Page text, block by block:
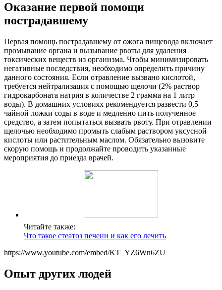
Оказание первой помощи
пострадавшему
Первая помощь пострадавшему от ожога пищевода включает
промывание органа и вызывание рвоты для удаления
токсических веществ из организма. Чтобы минимизировать
негативные последствия, необходимо определить причину
данного состояния. Если отравление вызвано кислотой,
требуется нейтрализация с помощью щелочи (2% раствор
гидрокарбоната натрия в количестве 2 грамма на 1 литр
воды). В домашних условиях рекомендуется развести 0,5
чайной ложки соды в воде и медленно пить полученное
средство, а затем попытаться вызвать рвоту. При отравлении
щелочью необходимо промыть слабым раствором уксусной
кислоты или растительным маслом. Обязательно вызовите
скорую помощь и продолжайте проводить указанные
мероприятия до приезда врачей.
Читайте также:
Что такое стеатоз печени и как его лечить
https://www.youtube.com/embed/KT_YZ6Wn6ZU
Опыт других людей